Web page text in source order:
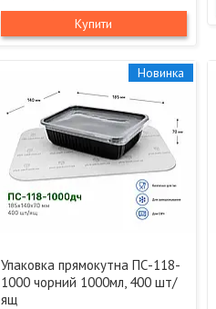
Купити
Новинка
Упаковка прямокутна ПС-118-
1000 чорний 1000мл, 400 шт/
ящ